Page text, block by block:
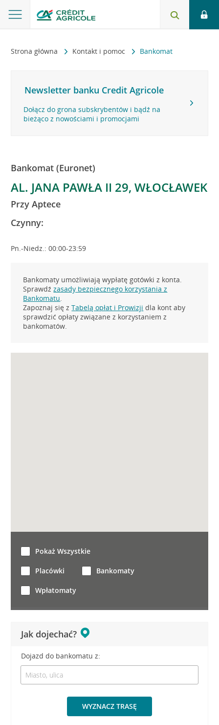
Strona główna Kontakt i pomoc Bankomat
Newsletter banku Credit Agricole
Dołącz do grona subskrybentów i bądź na
bieżąco z nowościami i promocjami
Bankomat (Euronet)
AL. JANA PAWŁA II 29, WŁOCŁAWEK
Przy Aptece
Czynny:
Pn.-Niedz.: 00:00-23:59
Bankomaty umożliwiają wypłatę gotówki z konta.
Sprawdźzasady bezpiecznego korzystania z
Bankomatu.
Zapoznaj się zTabelą opłat i Prowizji dla kont aby
sprawdzić opłaty związane z korzystaniem z
bankomatów.
Jak dojechać?
Dojazd do bankomatu z:
WYZNACZ TRASĘ
Pokaż Wszystkie
Placówki Bankomaty
Wpłatomaty